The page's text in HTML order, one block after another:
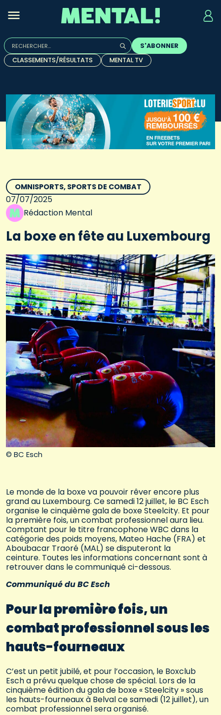
Rechercher :
Quand les résultats de l'auto-complétion sont
S'ABONNER
CLASSEMENTS/RÉSULTATS
MENTAL TV
© BC Esch
OMNISPORTS SPORTS DE COMBAT
07/07/2025
Rédaction Mental
La boxe en fête au Luxembourg
Le monde de la boxe va pouvoir rêver encore plus
grand au Luxembourg. Ce samedi 12 juillet, le BC Esch
organise le cinquième gala de boxe Steelcity. Et pour
la première fois, un combat professionnel aura lieu.
Comptant pour le titre francophone WBC dans la
catégorie des poids moyens, Mateo Hache (FRA) et
Aboubacar Traoré (MAL) se disputeront la
ceinture. Toutes les informations concernant sont à
retrouver dans le communiqué ci-dessous.
Communiqué du BC Esch
Pour la première fois, un
combat professionnel sous les
hauts-fourneaux
C’est un petit jubilé, et pour l’occasion, le Boxclub
Esch a prévu quelque chose de spécial. Lors de la
cinquième édition du gala de boxe « Steelcity » sous
les hauts-fourneaux à Belval ce samedi (12 juillet), un
combat professionnel sera organisé.